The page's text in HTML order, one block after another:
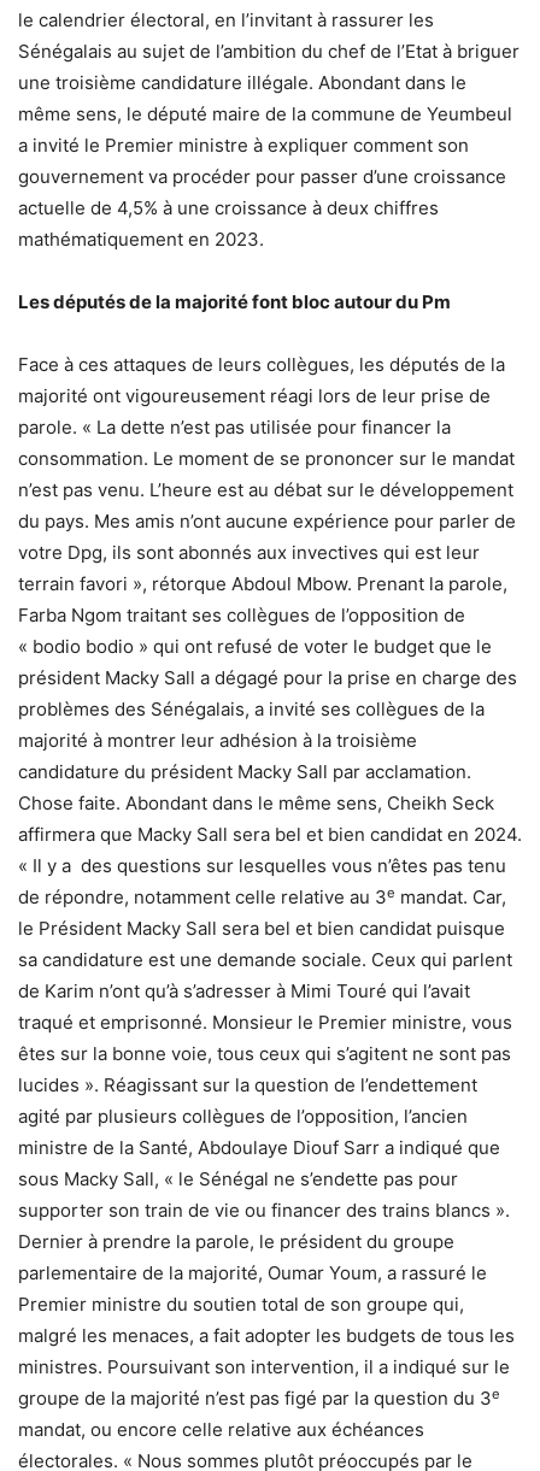
le calendrier électoral, en l’invitant à rassurer les
Sénégalais au sujet de l’ambition du chef de l’Etat à briguer
une troisième candidature illégale. Abondant dans le
même sens, le député maire de la commune de Yeumbeul
a invité le Premier ministre à expliquer comment son
gouvernement va procéder pour passer d’une croissance
actuelle de 4,5% à une croissance à deux chiffres
mathématiquement en 2023.
Les députés de la majorité font bloc autour du Pm
Face à ces attaques de leurs collègues, les députés de la
majorité ont vigoureusement réagi lors de leur prise de
parole. « La dette n’est pas utilisée pour financer la
consommation. Le moment de se prononcer sur le mandat
n’est pas venu. L’heure est au débat sur le développement
du pays. Mes amis n’ont aucune expérience pour parler de
votre Dpg, ils sont abonnés aux invectives qui est leur
terrain favori », rétorque Abdoul Mbow. Prenant la parole,
Farba Ngom traitant ses collègues de l’opposition de
« bodio bodio » qui ont refusé de voter le budget que le
président Macky Sall a dégagé pour la prise en charge des
problèmes des Sénégalais, a invité ses collègues de la
majorité à montrer leur adhésion à la troisième
candidature du président Macky Sall par acclamation.
Chose faite. Abondant dans le même sens, Cheikh Seck
affirmera que Macky Sall sera bel et bien candidat en 2024.
« Il y a des questions sur lesquelles vous n’êtes pas tenu
de répondre, notamment celle relative au 3e mandat. Car,
le Président Macky Sall sera bel et bien candidat puisque
sa candidature est une demande sociale. Ceux qui parlent
de Karim n’ont qu’à s’adresser à Mimi Touré qui l’avait
traqué et emprisonné. Monsieur le Premier ministre, vous
êtes sur la bonne voie, tous ceux qui s’agitent ne sont pas
lucides ». Réagissant sur la question de l’endettement
agité par plusieurs collègues de l’opposition, l’ancien
ministre de la Santé, Abdoulaye Diouf Sarr a indiqué que
sous Macky Sall, « le Sénégal ne s’endette pas pour
supporter son train de vie ou financer des trains blancs ».
Dernier à prendre la parole, le président du groupe
parlementaire de la majorité, Oumar Youm, a rassuré le
Premier ministre du soutien total de son groupe qui,
malgré les menaces, a fait adopter les budgets de tous les
ministres. Poursuivant son intervention, il a indiqué sur le
groupe de la majorité n’est pas figé par la question du 3e
mandat, ou encore celle relative aux échéances
électorales. « Nous sommes plutôt préoccupés par le